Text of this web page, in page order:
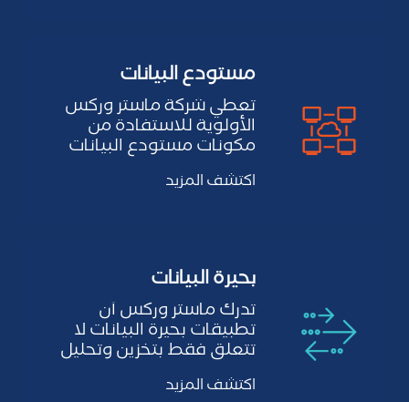
مستودع البيانات
تعطي شركة ماستر وركس
الأولوية للاستفادة من
مكونات مستودع البيانات
لتنفيذ استراتيجية فعالة
لإدارة…
اكتشف المزيد
بحيرة البيانات
تدرك ماستر وركس أن
تطبيقات بحيرة البيانات لا
تتعلق فقط بتخزين وتحليل
كميات كبيرة من البيانات…
اكتشف المزيد